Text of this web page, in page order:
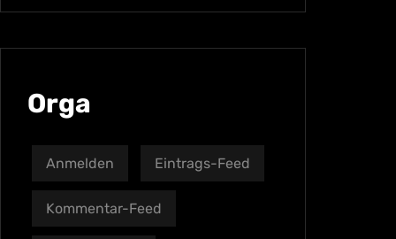
Orga
Anmelden Eintrags-Feed
Kommentar-Feed